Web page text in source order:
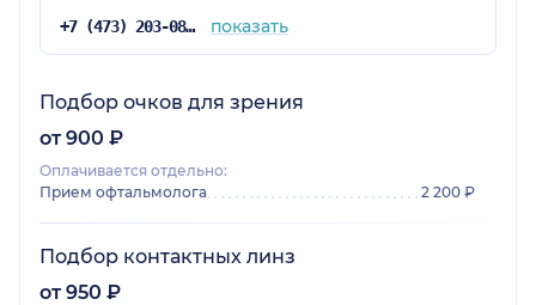
+7 (473) 203-08-43 показать
Подбор очков для зрения
от 900 ₽
Оплачивается отдельно:
Прием офтальмолога
2 200 ₽
Подбор контактных линз
от 950 ₽